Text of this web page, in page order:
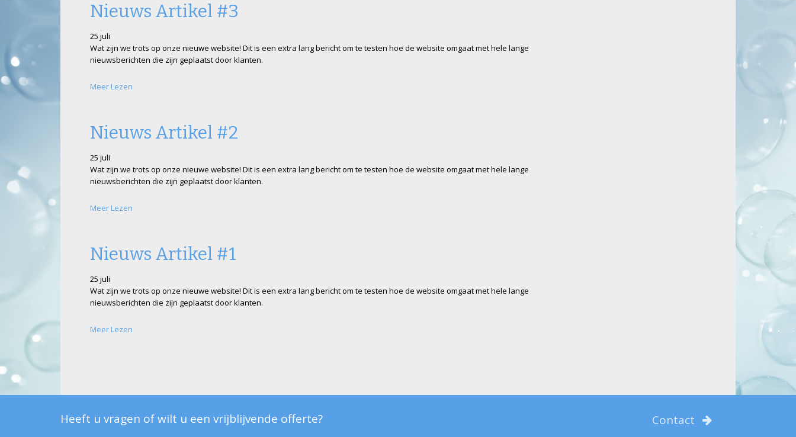
Nieuws Artikel #3
25 juli
Wat zijn we trots op onze nieuwe website! Dit is een extra lang bericht om te testen hoe de website omgaat met hele lange
nieuwsberichten die zijn geplaatst door klanten.
Meer Lezen
Nieuws Artikel #2
25 juli
Wat zijn we trots op onze nieuwe website! Dit is een extra lang bericht om te testen hoe de website omgaat met hele lange
nieuwsberichten die zijn geplaatst door klanten.
Meer Lezen
Nieuws Artikel #1
25 juli
Wat zijn we trots op onze nieuwe website! Dit is een extra lang bericht om te testen hoe de website omgaat met hele lange
nieuwsberichten die zijn geplaatst door klanten.
Meer Lezen
Heeft u vragen of wilt u een vrijblijvende offerte? Contact